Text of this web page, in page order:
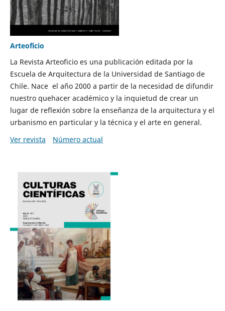
Arteoficio
La Revista Arteoficio es una publicación editada por la
Escuela de Arquitectura de la Universidad de Santiago de
Chile. Nace el año 2000 a partir de la necesidad de difundir
nuestro quehacer académico y la inquietud de crear un
lugar de reflexión sobre la enseñanza de la arquitectura y el
urbanismo en particular y la técnica y el arte en general.
Ver revista
Número actual